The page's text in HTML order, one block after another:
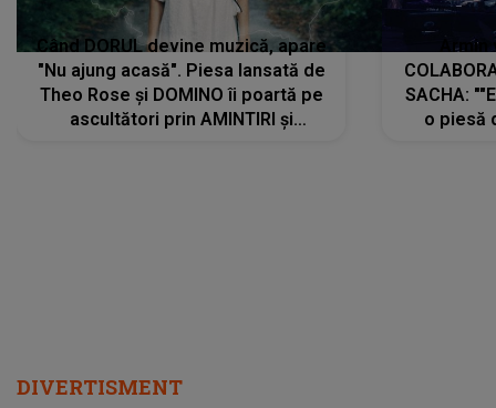
Când DORUL devine muzică, apare
"Nu ajung acasă". Piesa lansată de
Theo Rose și DOMINO îi poartă pe
ascultători prin AMINTIRI și
SACHA:
o piesă
DIVERTISMENT